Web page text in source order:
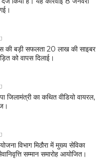
की बड़ी सफलता 20 लाख की साइबर
को वापस दिलाई।
जिलामंत्री का कथित वीडियो वायरल,
विभाग मिठौरा में मुख्य सेविका
सम्मान समारोह आयोजित।